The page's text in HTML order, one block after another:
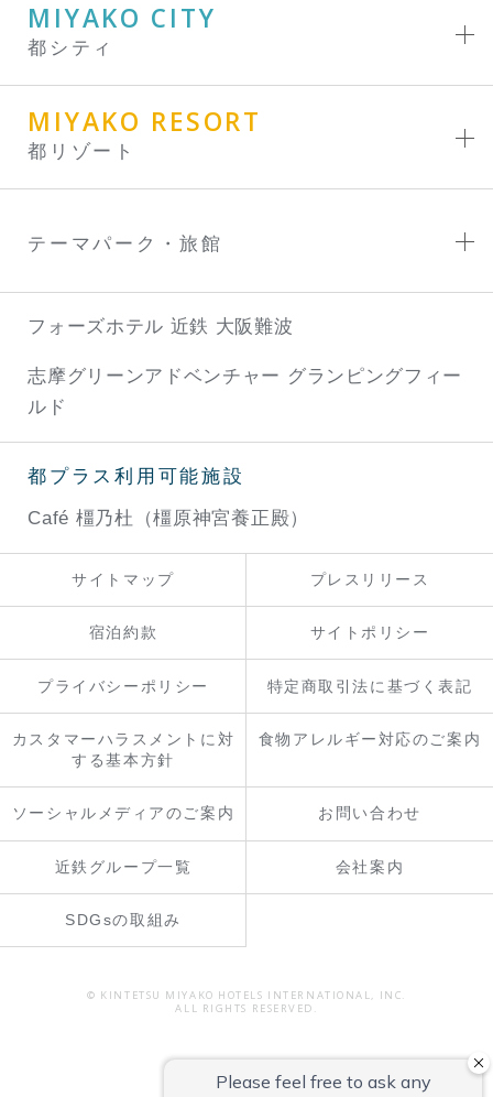
MIYAKO CITY
都シティ
MIYAKO RESORT
都リゾート
テーマパーク・旅館
フォーズホテル 近鉄 大阪難波
志摩グリーンアドベンチャー グランピングフィー
ルド
都プラス利用可能施設
Café 橿乃杜（橿原神宮養正殿）
サイトマップ プレスリリース
宿泊約款 サイトポリシー
プライバシーポリシー 特定商取引法に基づく表記
カスタマーハラスメントに対
する基本方針
食物アレルギー対応のご案内
ソーシャルメディアのご案内 お問い合わせ
近鉄グループ一覧 会社案内
SDGsの取組み
© KINTETSU MIYAKO HOTELS INTERNATIONAL, INC.
ALL RIGHTS RESERVED.